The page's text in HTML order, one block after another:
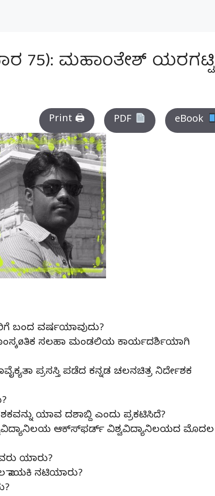
75): ಮಹಾಂತೇಶ್ ಯರಗಟ್ಟಿ
Print 🖨 PDF eBook
ಬಂದ ವರ್ಷಯಾವುದು?
ಸಲಹಾ ಮಂಡಲಿಯ ಕಾರ್ಯದರ್ಶಿಯಾಗಿ
ಪ್ರಸಸ್ತಿ ಪಡೆದ ಕನ್ನಡ ಚಲನಚಿತ್ರ ನಿರ್ದೇಶಕ
ಯಾವ ದಶಾಬ್ದಿ ಎಂದು ಪ್ರಕಟಿಸಿದೆ?
ಆಕ್ಸ್‍ಫರ್ಡ್ ವಿಶ್ವವಿದ್ಯಾನಿಲಯದ ಮೊದಲ
ಯಾರು?
ನಟಿಯಾರು?